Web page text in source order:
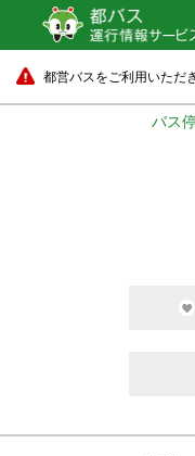
都営バスをご利用いただ
バス